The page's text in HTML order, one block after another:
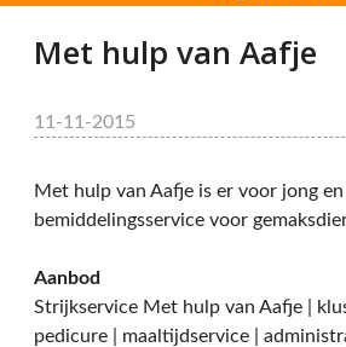
Met hulp van Aafje
11-11-2015
Met hulp van Aafje is er voor jong en
bemiddelingsservice voor
Aanbod
Strijkservice Met hulp van Aafje |
pedicure | maaltijdservice |